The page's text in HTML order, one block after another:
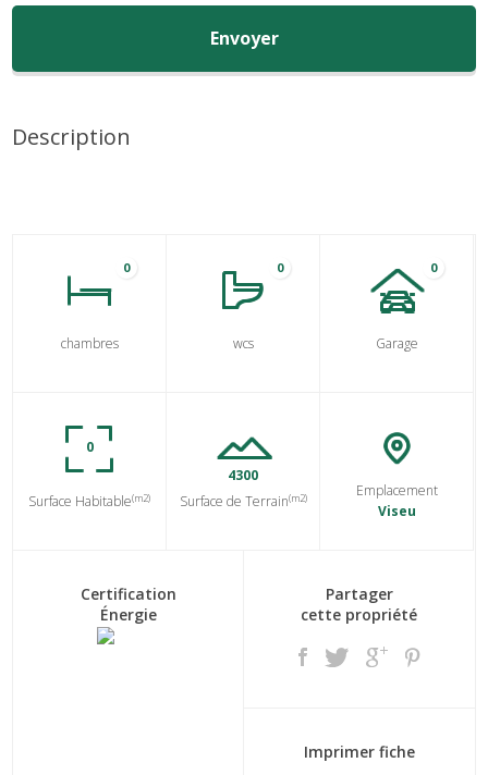
Envoyer
Description
0
chambres
0
wcs
0
Garage
0
Surface Habitable(m2)
4300
Surface de Terrain(m2)
Emplacement
Viseu
Certification
Énergie
Partager
cette propriété
Imprimer fiche